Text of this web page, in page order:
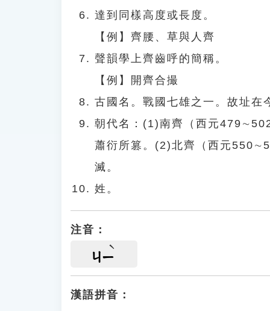
達到同樣高度或長度。
【例】齊腰、草與人齊
聲韻學上齊齒呼的簡稱。
【例】開齊合撮
古國名。戰國七雄之一。故址在
朝代名：(1)南齊（西元
蕭衍所篡。(2)北齊（西元
滅。
姓。
注音：
ㄐㄧ
漢語拼音：